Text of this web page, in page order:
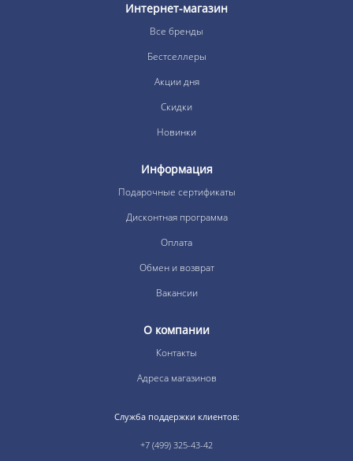
Интернет-магазин
Все бренды
Бестселлеры
Акции дня
Скидки
Новинки
Информация
Подарочные сертификаты
Дисконтная программа
Оплата
Обмен и возврат
Вакансии
О компании
Контакты
Адреса магазинов
Служба поддержки клиентов:
+7 (499) 325-43-42